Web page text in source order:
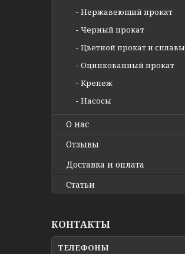
Нержавеющий прокат
Черный прокат
Цветной прокат и сплавы
Оцинкованный прокат
Крепеж
Насосы
О нас
Отзывы
Доставка и оплата
Статьи
КОНТАКТЫ